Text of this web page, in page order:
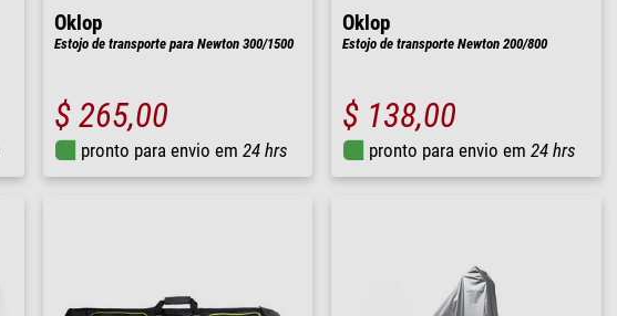
Oklop
Estojo de transporte para Newton 300/1500
$ 265,00
pronto para envio em 24 hrs
Oklop
Estojo de transporte Newton 200/800
$ 138,00
pronto para envio em 24 hrs